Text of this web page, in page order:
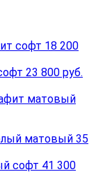
софт 18 200
23 800 руб.
матовый
матовый 35
софт 41 300